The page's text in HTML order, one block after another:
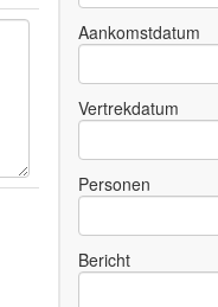
Aankomstdatum
Vertrekdatum
Personen
Bericht